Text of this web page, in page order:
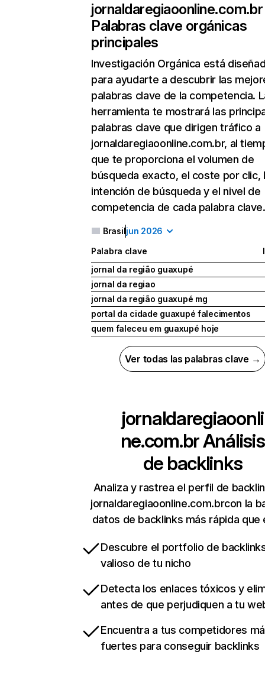
jornaldaregiaoonline.com.br
Palabras clave orgánicas
principales
Investigación Orgánica está
para ayudarte a descubrir las
palabras clave de la competencia.
herramienta te mostrará las
palabras clave que dirigen tráfico a
jornaldaregiaoonline.com.br, al
que te proporciona el volumen de
búsqueda exacto, el coste por clic,
intención de búsqueda y el nivel de
competencia de cada palabra clave.
Brasiljun 2026
Palabra clave
jornal da região guaxupé
jornal da regiao
jornal da região guaxupé mg
portal da cidade guaxupé falecimentos
quem faleceu em guaxupé hoje
Ver todas las palabras clave →
jornaldaregiaoonli
ne.com.brAnálisis
de backlinks
Analiza y rastrea el perfil de
jornaldaregiaoonline.com.brcon la
datos de backlinks más rápida que
Descubre el portfolio de
valioso de tu nicho
Detecta los enlaces tóxicos y
antes de que perjudiquen a tu
Encuentra a tus competidores
fuertes para conseguir backlinks